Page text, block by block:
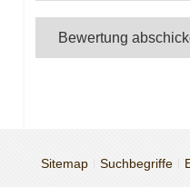
Bewertung
Sitemap Suchbegriffe